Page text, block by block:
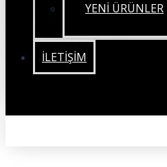
YENİ ÜRÜNLER
İLETIŞIM